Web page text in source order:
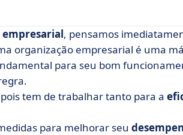
humanos?
de seu departamento de RH?
do RH? Nossas 3 dicas
do RH?
, pensamos
organização empresarial é uma
para seu bom
tem de trabalhar tanto para a
para melhorar seu